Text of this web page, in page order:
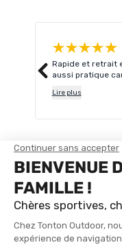
Rapide et retrait
aussi pratique car altra
Lire plus
TROUVER UN MAGASIN